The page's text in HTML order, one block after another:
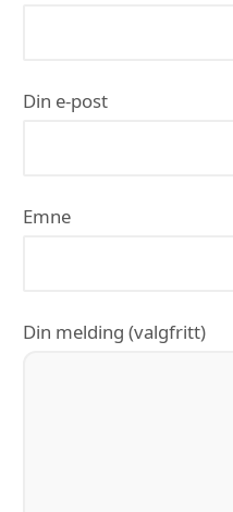
Din e-post
Emne
Din melding (valgfritt)